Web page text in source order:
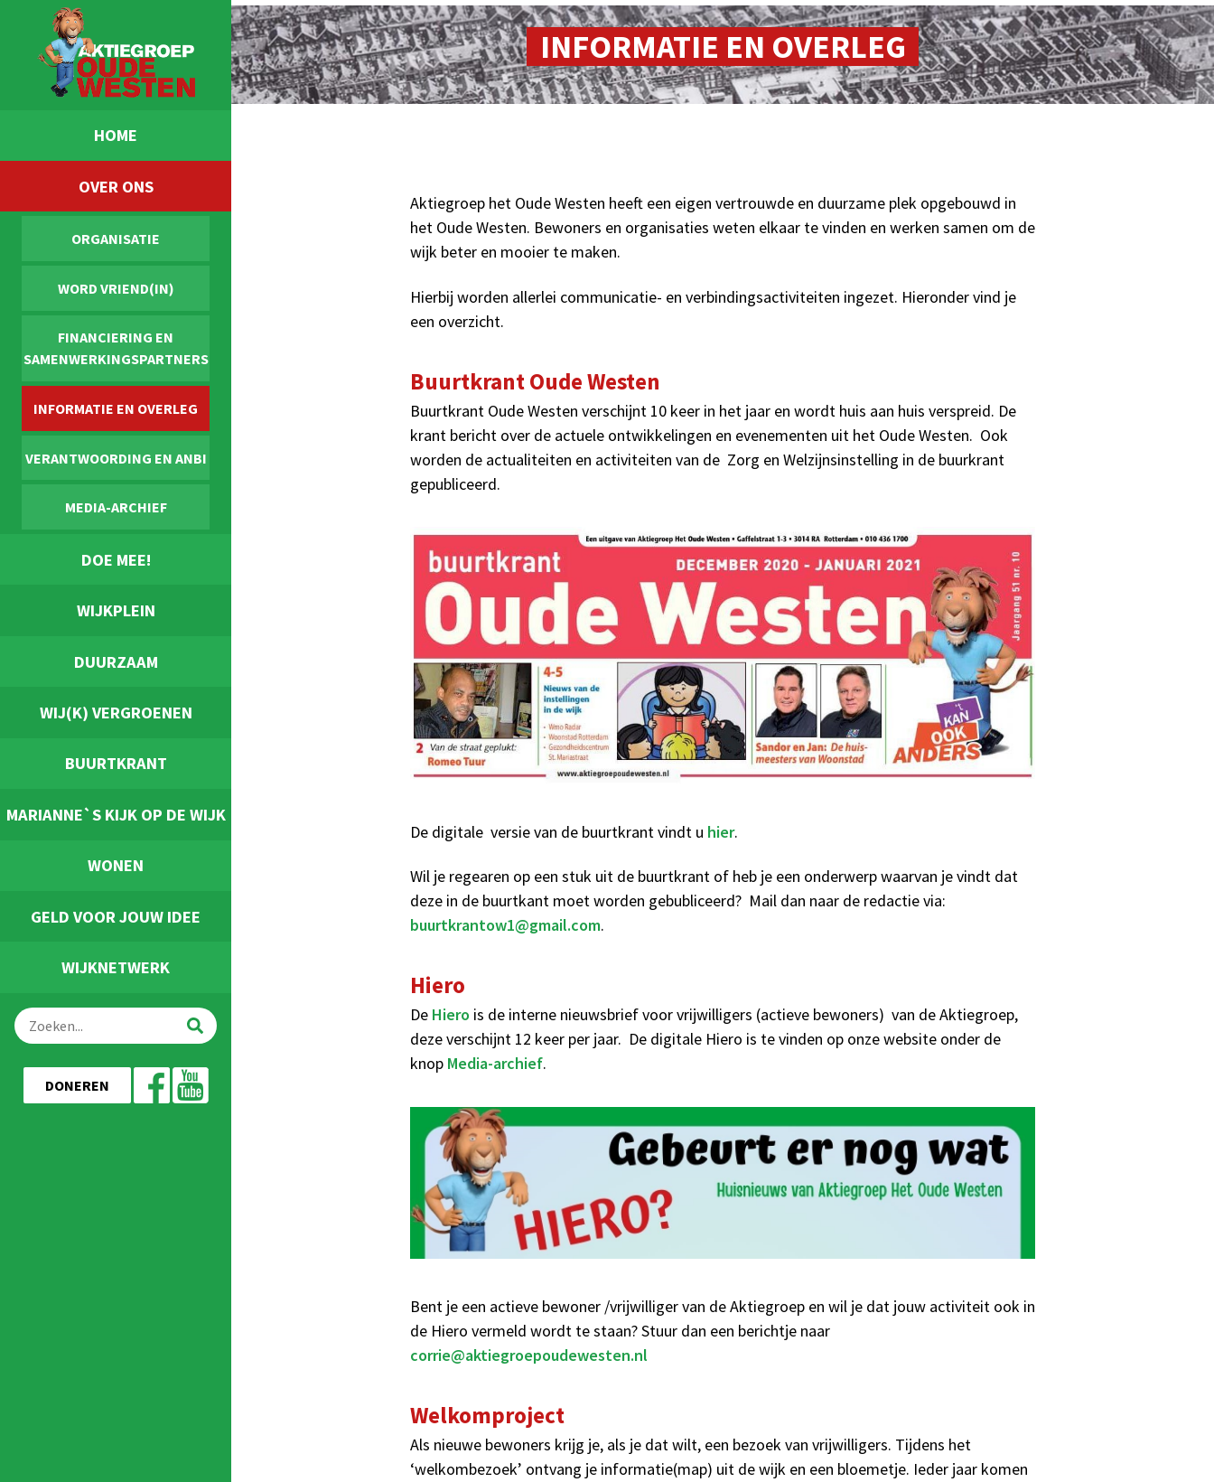
HOME
OVER ONS
ORGANISATIE
WORD VRIEND(IN)
FINANCIERING EN
SAMENWERKINGSPARTNERS
INFORMATIE EN OVERLEG
VERANTWOORDING EN ANBI
MEDIA-ARCHIEF
DOE MEE!
WIJKPLEIN
DUURZAAM
WIJ(K) VERGROENEN
BUURTKRANT
MARIANNE`S KIJK OP DE WIJK
WONEN
GELD VOOR JOUW IDEE
WIJKNETWERK
DONEREN
INFORMATIE EN OVERLEG
Aktiegroep het Oude Westen heeft een eigen vertrouwde en duurzame plek opgebouwd in
het Oude Westen. Bewoners en organisaties weten elkaar te vinden en werken samen om de
wijk beter en mooier te maken.
Hierbij worden allerlei communicatie- en verbindingsactiviteiten ingezet. Hieronder vind je
een overzicht.
Buurtkrant Oude Westen
Buurtkrant Oude Westen verschijnt 10 keer in het jaar en wordt huis aan huis verspreid. De
krant bericht over de actuele ontwikkelingen en evenementen uit het Oude Westen. Ook
worden de actualiteiten en activiteiten van de Zorg en Welzijnsinstelling in de buurkrant
gepubliceerd.
De digitale versie van de buurtkrant vindt u hier.
Wil je regearen op een stuk uit de buurtkrant of heb je een onderwerp waarvan je vindt dat
deze in de buurtkant moet worden gebubliceerd? Mail dan naar de redactie via:
buurtkrantow1@gmail.com.
Hiero
De Hiero is de interne nieuwsbrief voor vrijwilligers (actieve bewoners) van de Aktiegroep,
deze verschijnt 12 keer per jaar. De digitale Hiero is te vinden op onze website onder de
knop Media-archief.
Bent je een actieve bewoner /vrijwilliger van de Aktiegroep en wil je dat jouw activiteit ook in
de Hiero vermeld wordt te staan? Stuur dan een berichtje naar
corrie@aktiegroepoudewesten.nl
Welkomproject
Als nieuwe bewoners krijg je, als je dat wilt, een bezoek van vrijwilligers. Tijdens het
‘welkombezoek’ ontvang je informatie(map) uit de wijk en een bloemetje. Ieder jaar komen